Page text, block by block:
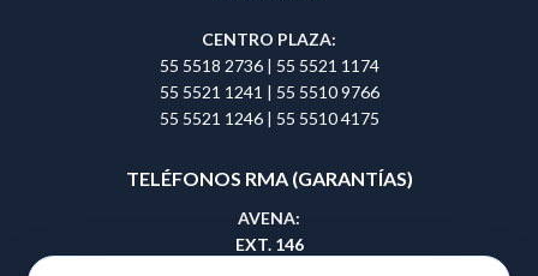
CENTRO PLAZA:
55 5518 2736| 55 5521 1174
55 5521 1241 | 55 5510 9766
55 5521 1246 | 55 5510 4175
TELÉFONOS RMA (GARANTÍAS)
AVENA:
EXT. 146